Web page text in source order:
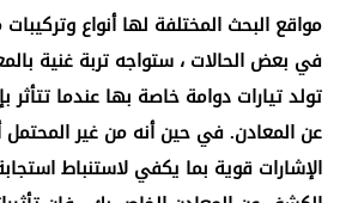
مواقع البحث المختلفة لها أنواع
في بعض الحالات ، ستواجه تربة غنية
تولد تيارات دوامة خاصة بها عندما
عن المعادن. في حين أنه من غير
الإشارات قوية بما يكفي لاستنباط